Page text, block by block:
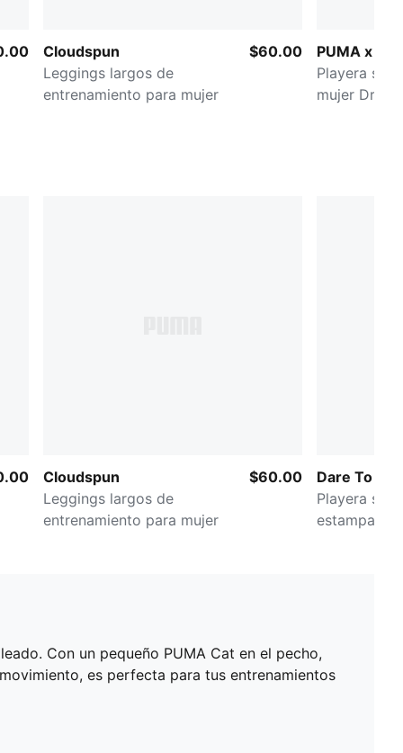
Cloudspun
Leggings largos de
entrenamiento para mujer
$60.00
PUMA x
Playera sin
mujer
Cloudspun
Leggings largos de
entrenamiento para mujer
$60.00
Dare To
Playera
estampada
Con un pequeño PUMA Cat en el pecho,
es perfecta para tus entrenamientos